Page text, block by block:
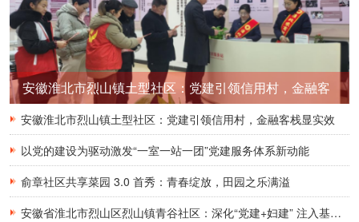
安徽淮北市烈山镇土型社区：党建引领信用村，金融客
栈显实效
安徽淮北市烈山镇土型社区：党建引领信用村，金融客栈显实效
以党的建设为驱动激发“一室一站一团”党建服务体系新动能
俞章社区共享菜园 3.0 首秀：青春绽放，田园之乐满溢
安徽省淮北市烈山区烈山镇青谷社区：深化“党建+妇建” 注入基层治理“她力量”